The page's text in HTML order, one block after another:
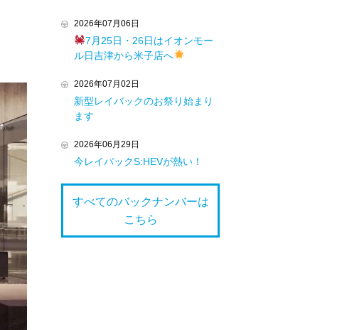
2026年07月06日
7月25日・26日はイオンモー
ル日吉津から米子店へ
2026年07月02日
新型レイバックのお祭り始まり
ます
2026年06月29日
今レイバックS:HEVが熱い！
すべてのバックナンバーは
こちら